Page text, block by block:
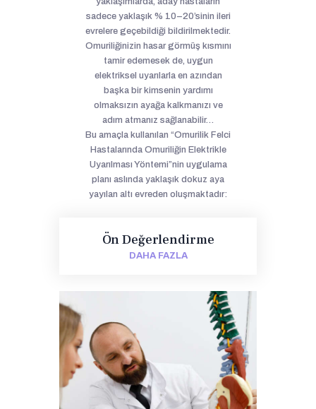
sadece yaklaşık % 10–20’sinin ileri
evrelere geçebildiği bildirilmektedir.
Omuriliğinizin hasar görmüş kısmını
tamir edemesek de, uygun
elektriksel uyarılarla en azından
başka bir kimsenin yardımı
olmaksızın ayağa kalkmanızı ve
adım atmanız sağlanabilir…
Bu amaçla kullanılan “Omurilik Felci
Hastalarında Omuriliğin Elektrikle
Uyarılması Yöntemi”nin uygulama
planı aslında yaklaşık dokuz aya
yayılan altı evreden oluşmaktadır:
Ön Değerlendirme
DAHA FAZLA